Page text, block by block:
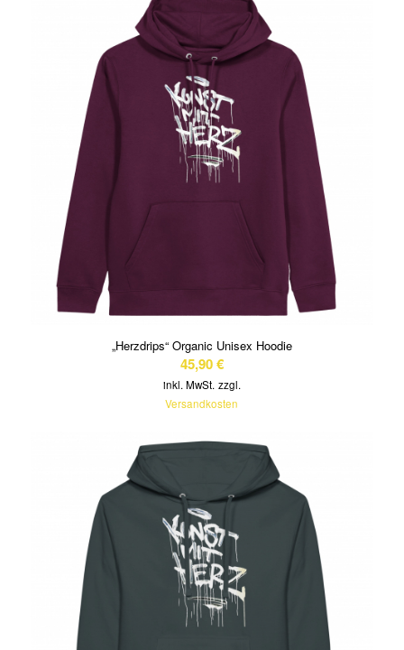
„Herzdrips“ Organic Unisex Hoodie
45,90€
inkl. MwSt. zzgl.
Versandkosten